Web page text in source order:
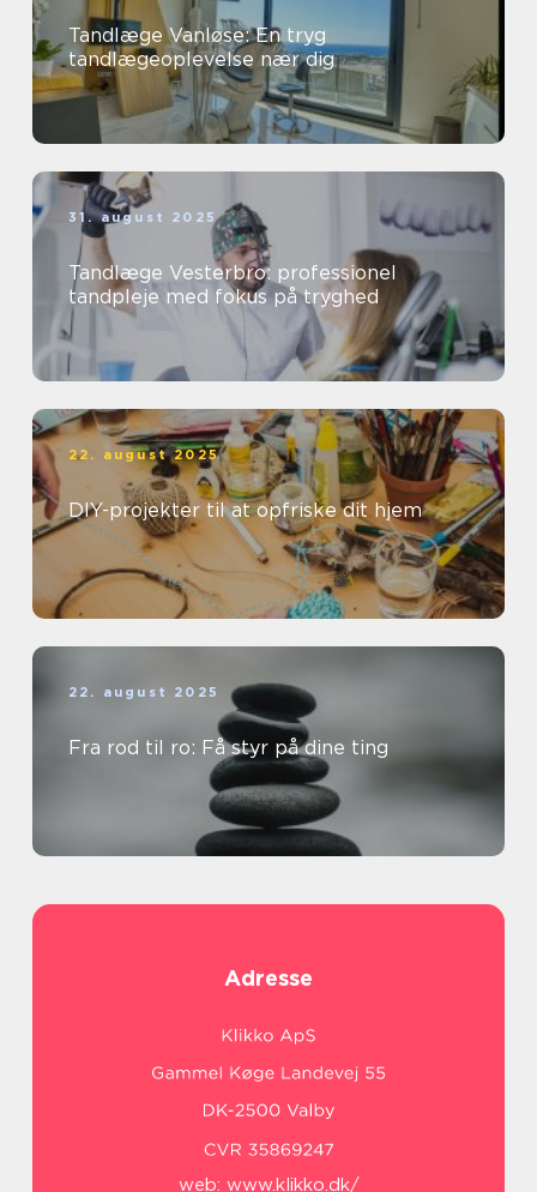
Tandlæge Vanløse: En tryg
tandlægeoplevelse nær dig
31. august 2025
Tandlæge Vesterbro: professionel
tandpleje med fokus på tryghed
22. august 2025
DIY-projekter til at opfriske dit hjem
22. august 2025
Fra rod til ro: Få styr på dine ting
Adresse
web: www.klikko.dk/